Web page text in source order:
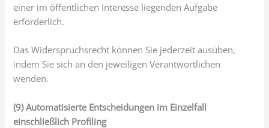
einer im öffentlichen Interesse liegenden Aufgabe
erforderlich.
Das Widerspruchsrecht können Sie jederzeit ausüben,
indem Sie sich an den jeweiligen Verantwortlichen
wenden.
(9) Automatisierte Entscheidungen im Einzelfall
einschließlich Profiling